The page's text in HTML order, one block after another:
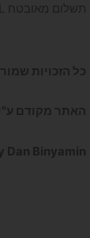
תשלום מאובטח SSL
כל הזכויות
האתר מקודם ע"י Go Top –
Dan Binyamin